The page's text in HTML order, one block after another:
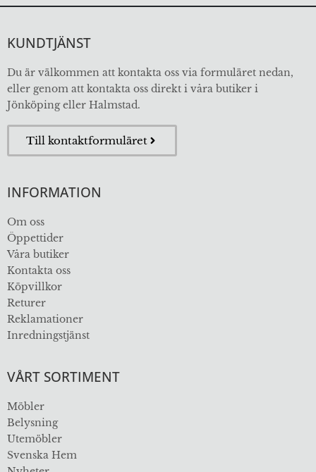
KUNDTJÄNST
Du är välkommen att kontakta oss via formuläret nedan,
eller genom att kontakta oss direkt i våra butiker i
Jönköping eller Halmstad.
Till kontaktformuläret
INFORMATION
Om oss
Öppettider
Våra butiker
Kontakta oss
Köpvillkor
Returer
Reklamationer
Inredningstjänst
VÅRT SORTIMENT
Möbler
Belysning
Utemöbler
Svenska Hem